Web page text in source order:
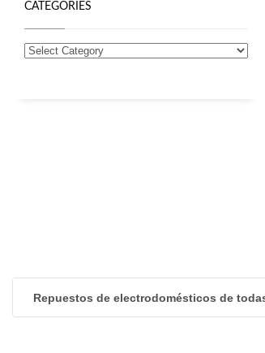
CATEGORIES
Repuestos de electrodomésticos de